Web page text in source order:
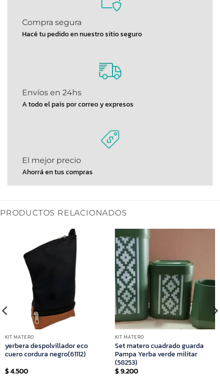
Compra segura
Hacé tu pedido en nuestro sitio seguro
Envíos en 24hs
A todo el pais por correo y expresos
El mejor precio
Ahorrá en tus compras
PRODUCTOS RELACIONADOS
KIT MATERO
yerbera despolvillador eco
cuero cordura negro(61112)
$4.500
KIT MATERO
Set matero cuadrado guarda
Pampa Yerba verde militar
(58253)
$9.200